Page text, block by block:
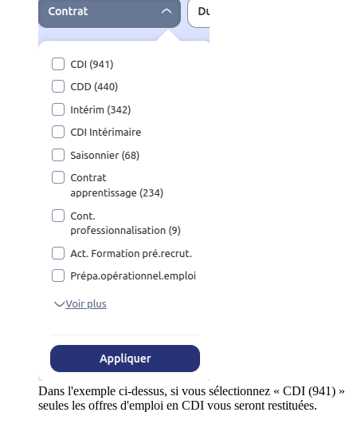
Dans l'exemple ci-dessus, si vous sélectionnez « CDI (941) »
seules les offres d'emploi en CDI vous seront restituées.